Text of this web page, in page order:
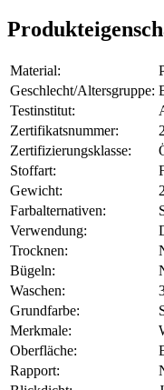
Material:
Geschlecht/Altersgruppe:
Testinstitut:
Zertifikatsnummer:
Zertifizierungsklasse:
Stoffart:
Gewicht:
Farbalternativen:
Verwendung:
Trocknen:
Bügeln:
Waschen:
Grundfarbe:
Merkmale:
Oberfläche:
Rapport: